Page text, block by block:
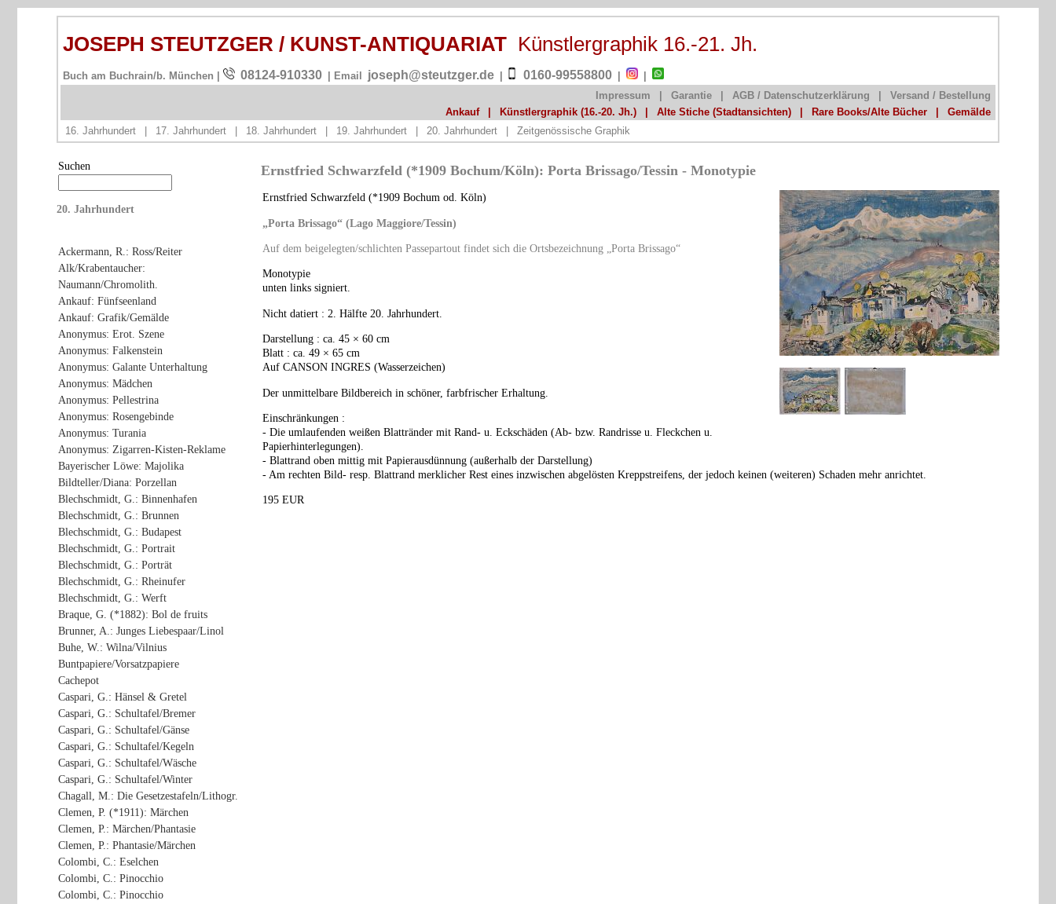
JOSEPH STEUTZGER / KUNST-ANTIQUARIAT Künstlergraphik 16.-21. Jh.
Buch am Buchrain/b. München | 08124-910330 | Email joseph@steutzger.de 0160-99558800
Impressum
Garantie AGB / Datenschutzerklärung
Versand / Bestellung
Ankauf
Künstlergraphik (16.-20. Jh.) Alte Stiche (Stadtansichten) Rare Books/Alte Bücher
Gemälde
16. Jahrhundert
17. Jahrhundert 18. Jahrhundert 19. Jahrhundert 20. Jahrhundert Zeitgenössische Graphik
Suchen
20. Jahrhundert
Ackermann, R.: Ross/Reiter
Alk/Krabentaucher:
Naumann/Chromolith.
Ankauf: Fünfseenland
Ankauf: Grafik/Gemälde
Anonymus: Erot. Szene
Anonymus: Falkenstein
Anonymus: Galante Unterhaltung
Anonymus: Mädchen
Anonymus: Pellestrina
Anonymus: Rosengebinde
Anonymus: Turania
Anonymus: Zigarren-Kisten-Reklame
Bayerischer Löwe: Majolika
Bildteller/Diana: Porzellan
Blechschmidt, G.: Binnenhafen
Blechschmidt, G.: Brunnen
Blechschmidt, G.: Budapest
Blechschmidt, G.: Portrait
Blechschmidt, G.: Porträt
Blechschmidt, G.: Rheinufer
Blechschmidt, G.: Werft
Braque, G. (*1882): Bol de fruits
Brunner, A.: Junges Liebespaar/Linol
Buhe, W.: Wilna/Vilnius
Buntpapiere/Vorsatzpapiere
Cachepot
Caspari, G.: Hänsel & Gretel
Caspari, G.: Schultafel/Bremer
Caspari, G.: Schultafel/Gänse
Caspari, G.: Schultafel/Kegeln
Caspari, G.: Schultafel/Wäsche
Caspari, G.: Schultafel/Winter
Chagall, M.: Die Gesetzestafeln/Lithogr.
Clemen, P. (*1911): Märchen
Clemen, P.: Märchen/Phantasie
Clemen, P.: Phantasie/Märchen
Colombi, C.: Eselchen
Colombi, C.: Pinocchio
Colombi, C.: Pinocchio
Ernstfried Schwarzfeld (*1909 Bochum/Köln): Porta Brissago/Tessin - Monotypie
Ernstfried Schwarzfeld (*1909 Bochum od. Köln)
„Porta Brissago“ (Lago Maggiore/Tessin)
Auf dem beigelegten/schlichten Passepartout findet sich die Ortsbezeichnung „Porta Brissago“
Monotypie
unten links signiert.
Nicht datiert : 2. Hälfte 20. Jahrhundert.
Darstellung : ca. 45 × 60 cm
Blatt : ca. 49 × 65 cm
Auf CANSON INGRES (Wasserzeichen)
Der unmittelbare Bildbereich in schöner, farbfrischer Erhaltung.
Einschränkungen :
- Die umlaufenden weißen Blattränder mit Rand- u. Eckschäden (Ab- bzw. Randrisse u. Fleckchen u.
Papierhinterlegungen).
- Blattrand oben mittig mit Papierausdünnung (außerhalb der Darstellung)
- Am rechten Bild- resp. Blattrand merklicher Rest eines inzwischen abgelösten Kreppstreifens, der jedoch keinen (weiteren) Schaden mehr anrichtet.
195 EUR